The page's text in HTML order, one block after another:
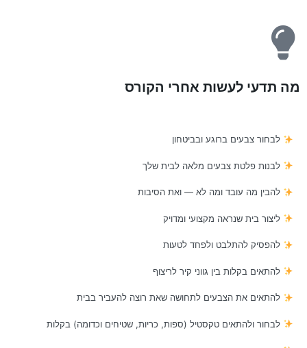
מה תדעי לעשות אחרי הקורס
לבחור צבעים ברוגע ובביטחון
לבנות פלטת צבעים מלאה לבית שלך
להבין מה עובד ומה לא — ואת הסיבות
ליצור בית שנראה מקצועי ומדויק
להפסיק להתלבט ולפחד לטעות
להתאים בקלות בין גווני קיר לריצוף
להתאים את הצבעים לתחושה שאת רוצה להעביר בבית
לבחור ולהתאים טקסטיל (ספות, כריות, שטיחים וכדומה) בקלות